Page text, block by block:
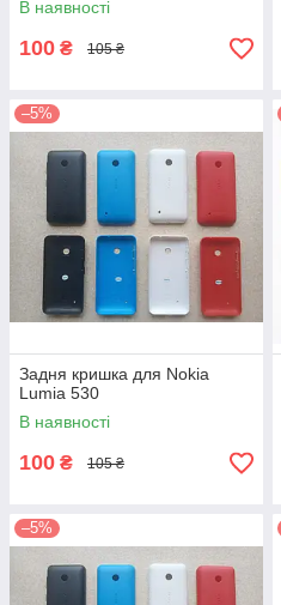
В наявності
100 ₴ 105 ₴
–5%
Задня кришка для Nokia
Lumia 530
В наявності
100 ₴ 105 ₴
–5%